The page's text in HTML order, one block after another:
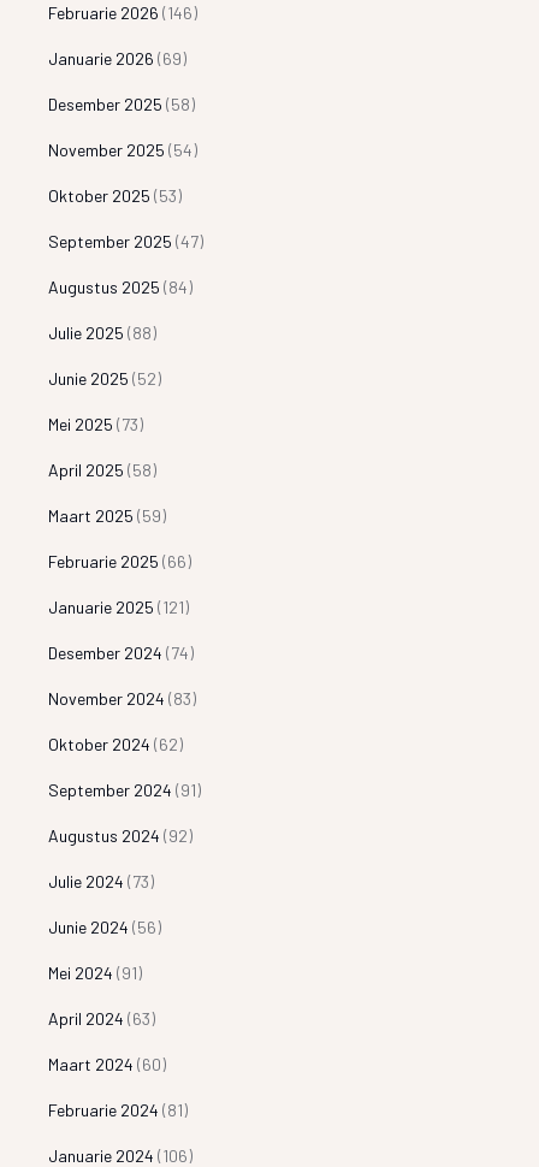
Februarie 2026 (146)
Januarie 2026 (69)
Desember 2025 (58)
November 2025 (54)
Oktober 2025 (53)
September 2025 (47)
Augustus 2025 (84)
Julie 2025 (88)
Junie 2025 (52)
Mei 2025 (73)
April 2025 (58)
Maart 2025 (59)
Februarie 2025 (66)
Januarie 2025 (121)
Desember 2024 (74)
November 2024 (83)
Oktober 2024 (62)
September 2024 (91)
Augustus 2024 (92)
Julie 2024 (73)
Junie 2024 (56)
Mei 2024 (91)
April 2024 (63)
Maart 2024 (60)
Februarie 2024 (81)
Januarie 2024 (106)